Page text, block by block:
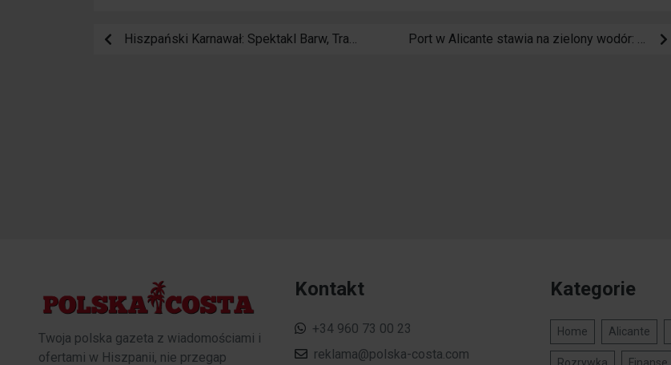
Hiszpański Karnawał: Spektakl Barw, Tradycji i Symboli Port w Alicante stawia na zielony wodór: 30-letnia koncesja na budowę i eksploatację nowej instalacji
Twoja polska gazeta z wiadomościami i
ofertami w Hiszpanii, nie przegap
Kontakt
+34 960 73 00 23
reklama@polska-costa.com
Kategorie
Home Alicante
Rozrywka Finanse